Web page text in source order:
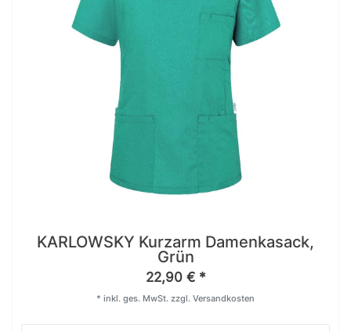
KARLOWSKY Kurzarm Damenkasack,
Grün
22,90 € *
* inkl. ges. MwSt. zzgl. Versandkosten